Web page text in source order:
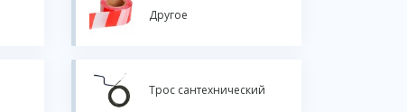
Другое
Трос сантехнический